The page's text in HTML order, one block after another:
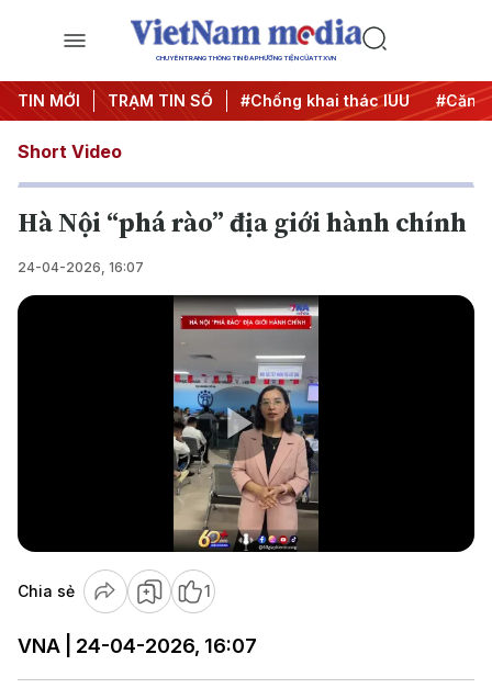
CHUYÊN TRANG THÔNG TIN ĐA PHƯƠNG TIỆN CỦA TTXVN
TIN MỚI TRẠM TIN SỐ
dịch 500 ngày đêm #Chống khai thác IUU #Căng
Short Video
Hà Nội “phá rào” địa giới hành chính
24-04-2026, 16:07
Play
Video
Chia sẻ 1
VNA | 24-04-2026, 16:07